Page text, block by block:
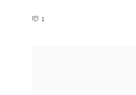
1